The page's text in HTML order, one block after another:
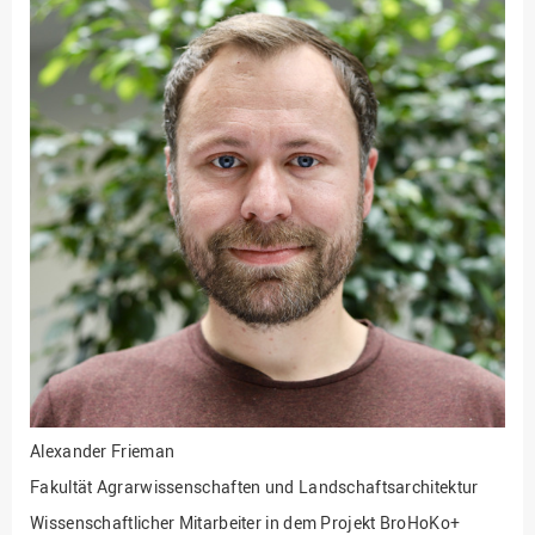
Fakultät
Ingenieurwissenschaften
und Informatik
Fakultät Management,
Kultur und Technik
Fakultät Wirtschafts- und
Sozialwissenschaften
Finanzen
Forschung, Kooperation,
Drittmittel
Gebäude und Technik
Gesellschaftliches
Engagement
Gleichstellungsbüro
Alexander Frieman
Fakultät Agrarwissenschaften und Landschaftsarchitektur
Wissenschaftlicher Mitarbeiter in dem Projekt BroHoKo+